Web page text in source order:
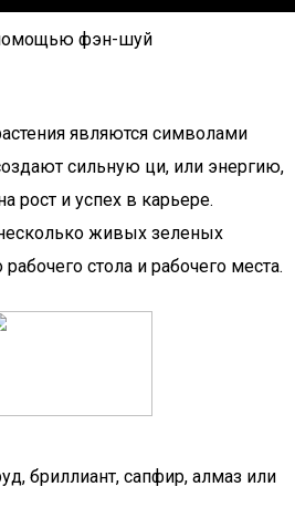
помощью фэн-шуй
являются символами
сильную ци, или энергию,
рост и успех в карьере.
живых зеленых
стола и рабочего места.
бриллиант, сапфир, алмаз или